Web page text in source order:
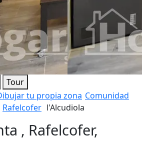
Tour
tu propia zona Comunidad
Rafelcofer l'Alcudiola
, Rafelcofer,